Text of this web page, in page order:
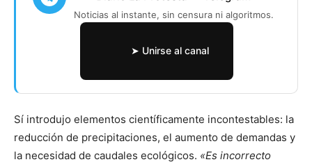
Noticias al instante, sin censura ni algoritmos.
➤ Unirse al canal
Sí introdujo elementos científicamente incontestables: la
reducción de precipitaciones, el aumento de demandas y
la necesidad de caudales ecológicos. «Es incorrecto